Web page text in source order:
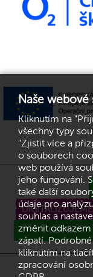
GDPR
Naše webové
Kliknutím na
všechny typy
"Zjistit více a
o souborech
web používá
jeho fungování.
také další
údaje pro
souhlas a
změnit
zápatí.
kliknutím na
zpracování